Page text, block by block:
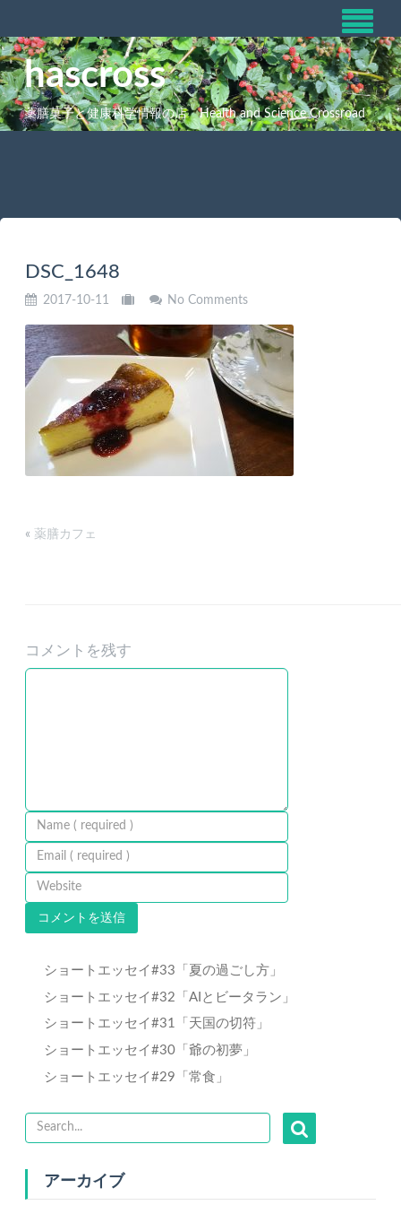
hascross
薬膳菓子と健康科学情報の店 Health and Science Crossroad
DSC_1648
2017-10-11 No Comments
« 薬膳カフェ
コメントを残す
ショートエッセイ#33「夏の過ごし方」
ショートエッセイ#32「AIとビータラン」
ショートエッセイ#31「天国の切符」
ショートエッセイ#30「爺の初夢」
ショートエッセイ#29「常食」
アーカイブ